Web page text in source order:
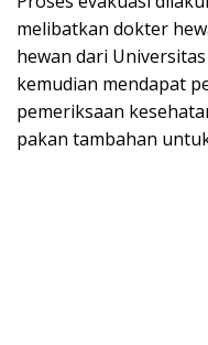
melibatkan dokter
hewan dari
kemudian mendapat
pemeriksaan
pakan tambahan